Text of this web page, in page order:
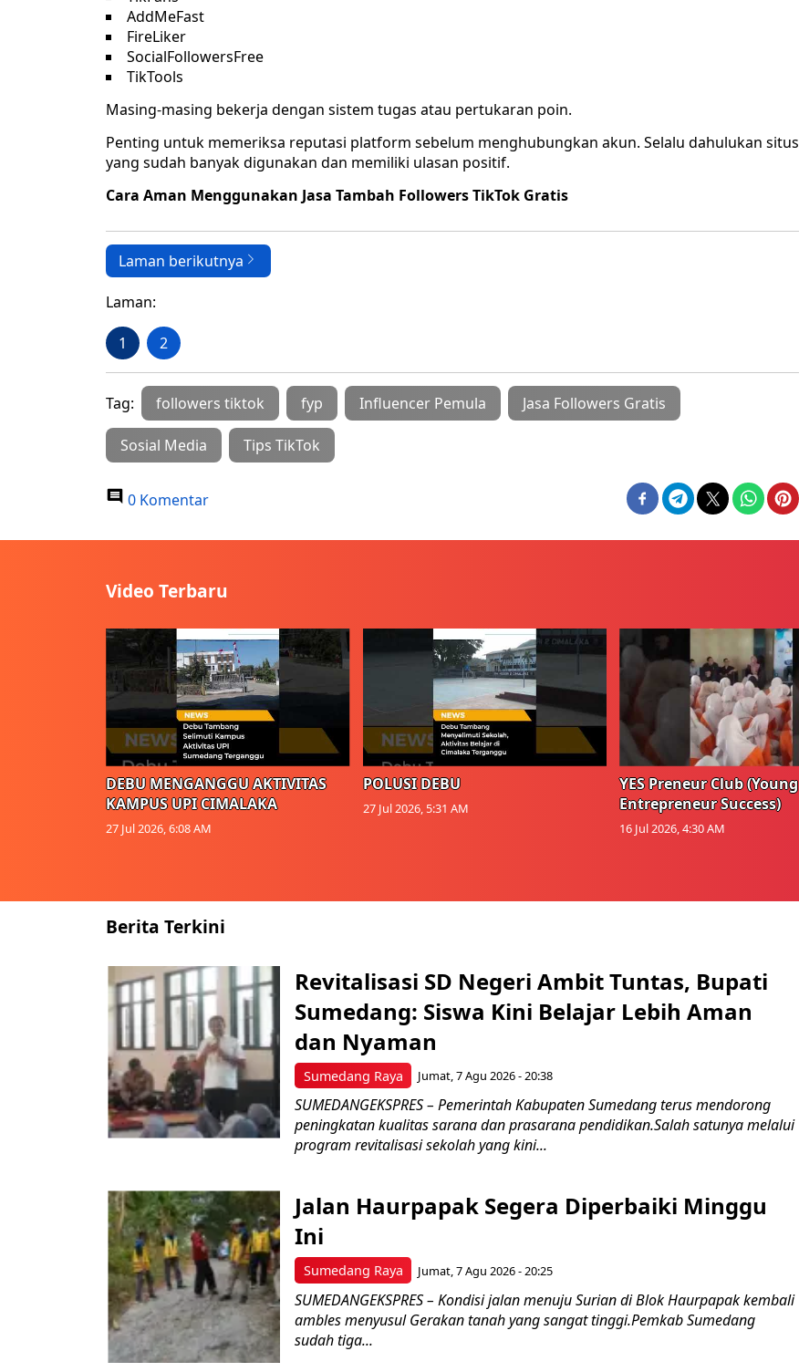
AddMeFast
FireLiker
SocialFollowersFree
TikTools
Masing-masing bekerja dengan sistem tugas atau pertukaran poin.
Penting untuk memeriksa reputasi platform sebelum menghubungkan akun. Selalu dahulukan situs
yang sudah banyak digunakan dan memiliki ulasan positif.
Cara Aman Menggunakan Jasa Tambah Followers TikTok Gratis
Laman berikutnya
Laman:
1 2
Tag: followers tiktok fyp Influencer Pemula Jasa Followers Gratis
Sosial Media Tips TikTok
0 Komentar
Video Terbaru
DEBU MENGANGGU AKTIVITAS
KAMPUS UPI CIMALAKA
27 Jul 2026, 6:08 AM
POLUSI DEBU
27 Jul 2026, 5:31 AM
YES Preneur Club (Young
Entrepreneur Success)
16 Jul 2026, 4:30 AM
Berita Terkini
Sumedang Raya
Revitalisasi SD Negeri Ambit Tuntas, Bupati
Sumedang: Siswa Kini Belajar Lebih Aman
dan Nyaman
Jumat, 7 Agu 2026 - 20:38
SUMEDANGEKSPRES – Pemerintah Kabupaten Sumedang terus mendorong
peningkatan kualitas sarana dan prasarana pendidikan.Salah satunya melalui
program revitalisasi sekolah yang kini...
Sumedang Raya
Jalan Haurpapak Segera Diperbaiki Minggu
Ini
Jumat, 7 Agu 2026 - 20:25
SUMEDANGEKSPRES – Kondisi jalan menuju Surian di Blok Haurpapak kembali
ambles menyusul Gerakan tanah yang sangat tinggi.Pemkab Sumedang
sudah tiga...